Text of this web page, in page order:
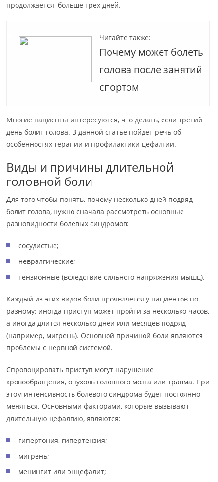
продолжается больше трех дней.
Читайте также:
Почему может болеть
голова после занятий
спортом
Многие пациенты интересуются, что делать, если третий
день болит голова. В данной статье пойдет речь об
особенностях терапии и профилактики цефалгии.
Виды и причины длительной
головной боли
Для того чтобы понять, почему несколько дней подряд
болит голова, нужно сначала рассмотреть основные
разновидности болевых синдромов:
сосудистые;
невралгические;
тензионные (вследствие сильного напряжения мышц).
Каждый из этих видов боли проявляется у пациентов по-
разному: иногда приступ может пройти за несколько часов,
а иногда длится несколько дней или месяцев подряд
(например, мигрень). Основной причиной боли являются
проблемы с нервной системой.
Спровоцировать приступ могут нарушение
кровообращения, опухоль головного мозга или травма. При
этом интенсивность болевого синдрома будет постоянно
меняться. Основными факторами, которые вызывают
длительную цефалгию, являются:
гипертония, гипертензия;
мигрень;
менингит или энцефалит;